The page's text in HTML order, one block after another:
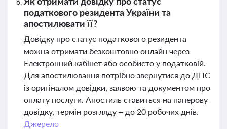
податкового резидента України та
апостилювати її?
Довідку про статус податкового резидента
можна отримати безкоштовно онлайн через
Електронний кабінет або особисто у податковій.
Для апостилювання потрібно звернутися до ДПС
із оригіналом довідки, заявою та документом про
оплату послуги. Апостиль ставиться на паперову
довідку, термін розгляду – до 20 робочих днів.
Джерело